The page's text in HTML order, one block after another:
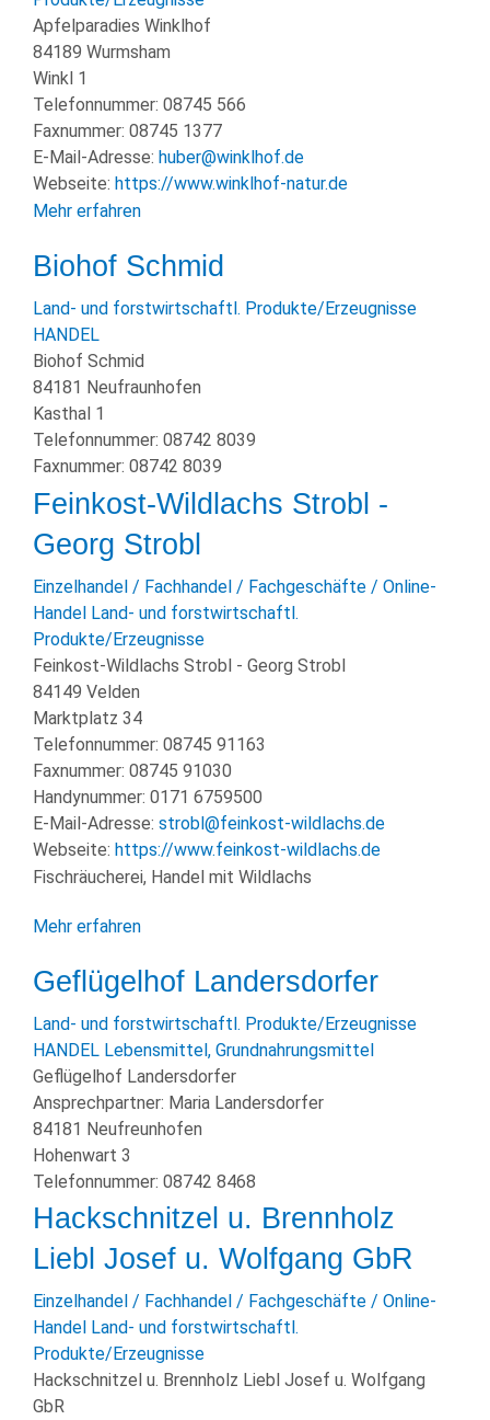
KULTUR
FREIZEIT
GEWERBE
Apfelparadies Winklhof
84189 Wurmsham
Winkl 1
Telefonnummer: 08745 566
Faxnummer: 08745 1377
E-Mail-Adresse: huber@winklhof.de
Webseite: https://www.winklhof-natur.de
Mehr erfahren
Biohof Schmid
Land- und forstwirtschaftl. Produkte/Erzeugnisse
HANDEL
Biohof Schmid
84181 Neufraunhofen
Kasthal 1
Telefonnummer: 08742 8039
Faxnummer: 08742 8039
Feinkost-Wildlachs Strobl -
Georg Strobl
Einzelhandel / Fachhandel / Fachgeschäfte / Online-
Handel Land- und forstwirtschaftl.
Produkte/Erzeugnisse
Feinkost-Wildlachs Strobl - Georg Strobl
84149 Velden
Marktplatz 34
Telefonnummer: 08745 91163
Faxnummer: 08745 91030
Handynummer: 0171 6759500
E-Mail-Adresse: strobl@feinkost-wildlachs.de
Webseite: https://www.feinkost-wildlachs.de
Fischräucherei, Handel mit Wildlachs
Mehr erfahren
Geflügelhof Landersdorfer
Land- und forstwirtschaftl. Produkte/Erzeugnisse
HANDEL Lebensmittel, Grundnahrungsmittel
Geflügelhof Landersdorfer
Ansprechpartner: Maria Landersdorfer
84181 Neufreunhofen
Hohenwart 3
Telefonnummer: 08742 8468
Hackschnitzel u. Brennholz
Liebl Josef u. Wolfgang GbR
Einzelhandel / Fachhandel / Fachgeschäfte / Online-
Handel Land- und forstwirtschaftl.
Produkte/Erzeugnisse
Hackschnitzel u. Brennholz Liebl Josef u. Wolfgang
GbR